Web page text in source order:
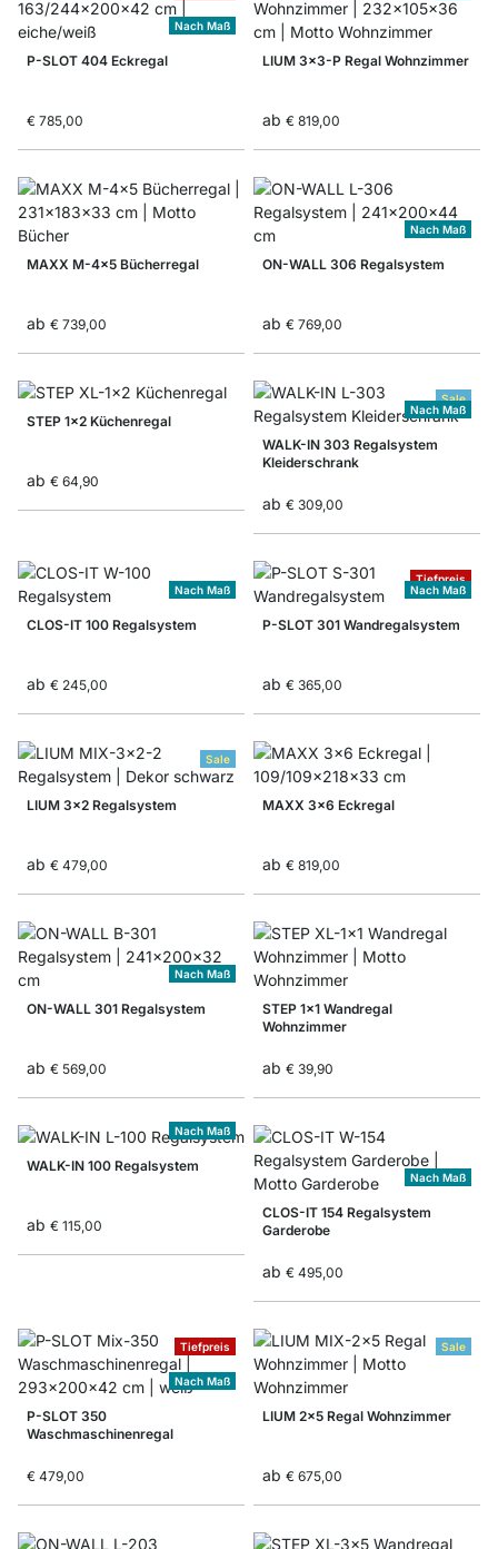
Nach Maß
P-SLOT 404 Eckregal
€ 785,00
LIUM 3x3-P Regal Wohnzimmer
ab € 819,00
MAXX M-4x5 Bücherregal
ab € 739,00
Nach Maß
ON-WALL 306 Regalsystem
ab € 769,00
STEP 1x2 Küchenregal
ab € 64,90
Sale
Nach Maß
WALK-IN 303 Regalsystem
Kleiderschrank
ab € 309,00
Nach Maß
CLOS-IT 100 Regalsystem
ab € 245,00
Tiefpreis
Nach Maß
P-SLOT 301 Wandregalsystem
ab € 365,00
Sale
LIUM 3x2 Regalsystem
ab € 479,00
MAXX 3x6 Eckregal
ab € 819,00
Nach Maß
ON-WALL 301 Regalsystem
ab € 569,00
STEP 1x1 Wandregal
Wohnzimmer
ab € 39,90
Nach Maß
WALK-IN 100 Regalsystem
ab € 115,00
Nach Maß
CLOS-IT 154 Regalsystem
Garderobe
ab € 495,00
Tiefpreis
Nach Maß
P-SLOT 350
Waschmaschinenregal
€ 479,00
Sale
LIUM 2x5 Regal Wohnzimmer
ab € 675,00